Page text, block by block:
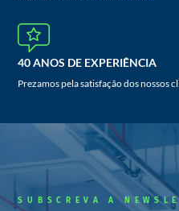
40 ANOS DE EXPERIÊNCIA
Prezamos pela satisfação dos nossos
SUBSCREVA A